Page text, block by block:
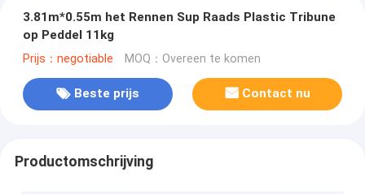
3.81m*0.55m het Rennen Sup Raads Plastic Tribune
op Peddel 11kg
Prijs：negotiable MOQ：Overeen te komen
Beste prijs Contact nu
Productomschrijving